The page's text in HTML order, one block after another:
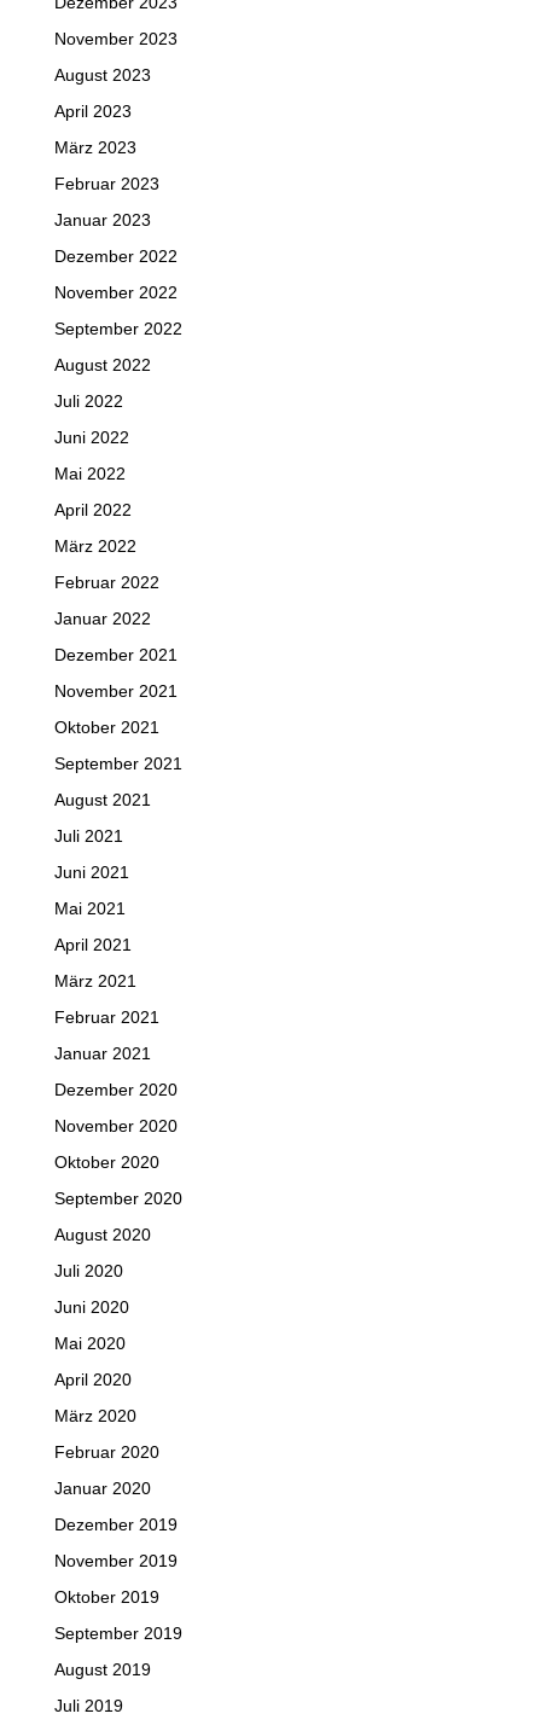
November 2023
August 2023
April 2023
März 2023
Februar 2023
Januar 2023
Dezember 2022
November 2022
September 2022
August 2022
Juli 2022
Juni 2022
Mai 2022
April 2022
März 2022
Februar 2022
Januar 2022
Dezember 2021
November 2021
Oktober 2021
September 2021
August 2021
Juli 2021
Juni 2021
Mai 2021
April 2021
März 2021
Februar 2021
Januar 2021
Dezember 2020
November 2020
Oktober 2020
September 2020
August 2020
Juli 2020
Juni 2020
Mai 2020
April 2020
März 2020
Februar 2020
Januar 2020
Dezember 2019
November 2019
Oktober 2019
September 2019
August 2019
Juli 2019